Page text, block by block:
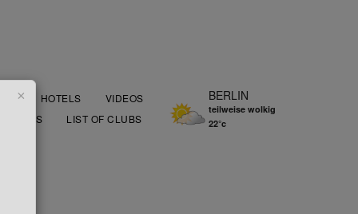
BERLIN
teilweise wolkig
22°c
HOTELS
VIDEOS
LIST OF CLUBS
×